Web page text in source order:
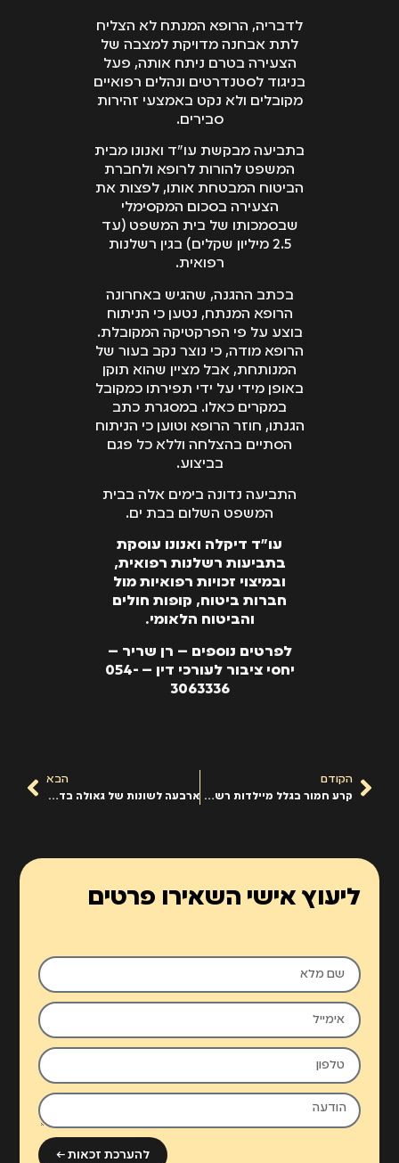
לדבריה, הרופא המנתח לא הצליח
לתת אבחנה מדויקת למצבה של
הצעירה בטרם ניתח אותה, פעל
בניגוד לסטנדרטים ונהלים רפואיים
מקובלים ולא נקט באמצעי זהירות
סבירים.
בתביעה מבקשת עו"ד ואנונו מבית
המשפט להורות לרופא ולחברת
הביטוח המבטחת אותו, לפצות את
הצעירה בסכום המקסימלי
שבסמכותו של בית המשפט (עד
2.5 מיליון שקלים) בגין רשלנות
רפואית.
בכתב ההגנה, שהגיש באחרונה
הרופא המנתח, נטען כי הניתוח
בוצע על פי הפרקטיקה המקובלת.
הרופא מודה, כי נוצר נקב בעור של
המנותחת, אבל מציין שהוא תוקן
באופן מידי על ידי תפירתו כמקובל
במקרים כאלו. במסגרת כתב
הגנתו, חוזר הרופא וטוען כי הניתוח
הסתיים בהצלחה וללא כל פגם
בביצוע.
התביעה נדונה בימים אלה בבית
המשפט השלום בבת ים.
עו"ד דיקלה ואנונו עוסקת
בתביעות רשלנות רפואית,
ובמיצוי זכויות רפואיות מול
חברות ביטוח, קופות חולים
והביטוח הלאומי.
לפרטים נוספים – רן שריר –
יחסי ציבור לעורכי דין – 054-
3063336
הקודם
קרע חמור בגלל מיילדות רשלנית
הבא
ארבעה לשונות של גאולה בדרך לתביעה
ליעוץ אישי השאירו פרטים
להערכת זכאות ←